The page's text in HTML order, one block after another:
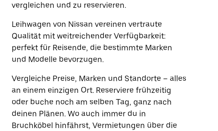
vergleichen und zu reservieren.
Leihwagen von Nissan vereinen vertraute
Qualität mit weitreichender Verfügbarkeit:
perfekt für Reisende, die bestimmte Marken
und Modelle bevorzugen.
Vergleiche Preise, Marken und Standorte – alles
an einem einzigen Ort. Reserviere frühzeitig
oder buche noch am selben Tag, ganz nach
deinen Plänen. Wo auch immer du in
Bruchköbel hinfährst, Vermietungen über die